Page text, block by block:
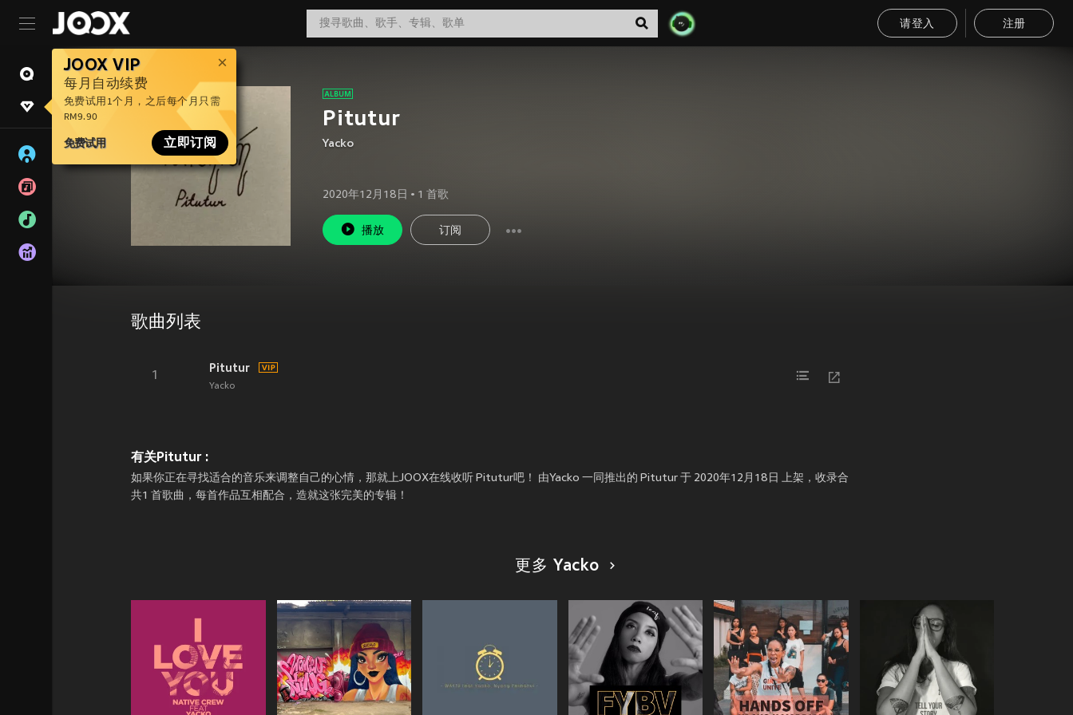
请登入 注册
JOOX VIP
每月自动续费
免费试用1个月，之后每个月只需
RM9.90
免费试用 立即订阅
Pitutur
Yacko
2020年12月18日 • 1 首歌
播放 订阅
歌曲列表
1
Pitutur
Yacko
有关Pitutur :
如果你正在寻找适合的音乐来调整自己的心情，那就上JOOX在线收听 Pitutur吧！ 由Yacko 一同推出的 Pitutur 于 2020年12月18日 上架，收录合
共1 首歌曲，每首作品互相配合，造就这张完美的专辑！
更多 Yacko